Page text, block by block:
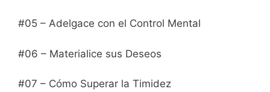
#05 – Adelgace con el Control Mental
#06 – Materialice sus Deseos
#07 – Cómo Superar la Timidez